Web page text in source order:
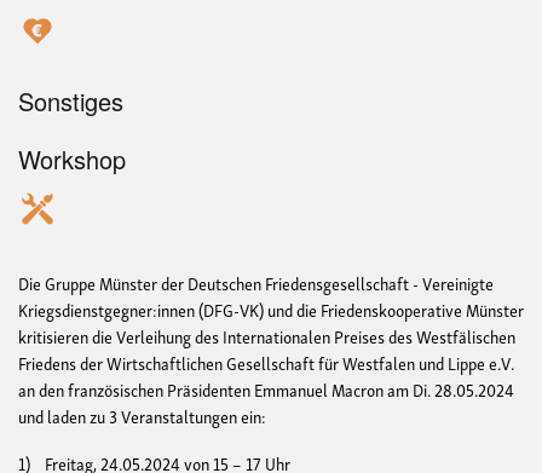
Sonstiges
Workshop
Die Gruppe Münster der Deutschen Friedensgesellschaft - Vereinigte
Kriegsdienstgegner:innen (DFG-VK) und die Friedenskooperative Münster
kritisieren die Verleihung des Internationalen Preises des Westfälischen
Friedens der Wirtschaftlichen Gesellschaft für Westfalen und Lippe e.V.
an den französischen Präsidenten Emmanuel Macron am Di. 28.05.2024
und laden zu 3 Veranstaltungen ein:
1) Freitag, 24.05.2024 von 15 – 17 Uhr